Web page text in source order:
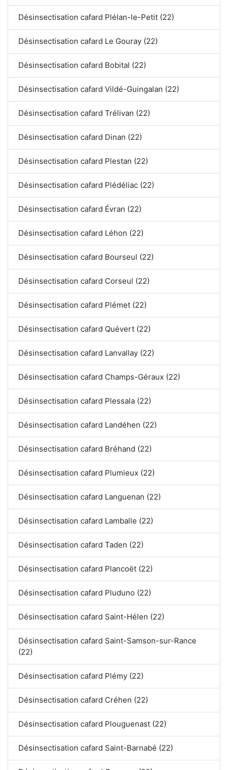
Désinsectisation cafard Plélan-le-Petit (22)
Désinsectisation cafard Le Gouray (22)
Désinsectisation cafard Bobital (22)
Désinsectisation cafard Vildé-Guingalan (22)
Désinsectisation cafard Trélivan (22)
Désinsectisation cafard Dinan (22)
Désinsectisation cafard Plestan (22)
Désinsectisation cafard Plédéliac (22)
Désinsectisation cafard Évran (22)
Désinsectisation cafard Léhon (22)
Désinsectisation cafard Bourseul (22)
Désinsectisation cafard Corseul (22)
Désinsectisation cafard Plémet (22)
Désinsectisation cafard Quévert (22)
Désinsectisation cafard Lanvallay (22)
Désinsectisation cafard Champs-Géraux (22)
Désinsectisation cafard Plessala (22)
Désinsectisation cafard Landéhen (22)
Désinsectisation cafard Bréhand (22)
Désinsectisation cafard Plumieux (22)
Désinsectisation cafard Languenan (22)
Désinsectisation cafard Lamballe (22)
Désinsectisation cafard Taden (22)
Désinsectisation cafard Plancoët (22)
Désinsectisation cafard Pluduno (22)
Désinsectisation cafard Saint-Hélen (22)
Désinsectisation cafard Saint-Samson-sur-Rance
(22)
Désinsectisation cafard Plémy (22)
Désinsectisation cafard Créhen (22)
Désinsectisation cafard Plouguenast (22)
Désinsectisation cafard Saint-Barnabé (22)